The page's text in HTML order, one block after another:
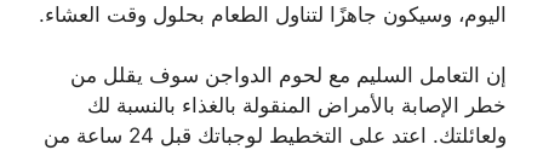
اليوم، وسيكون جاهزًا لتناول الطعام بحلول وقت العشاء.
إن التعامل السليم مع لحوم الدواجن سوف يقلل من
خطر الإصابة بالأمراض المنقولة بالغذاء بالنسبة لك
ولعائلتك. اعتد على التخطيط لوجباتك قبل 24 ساعة من